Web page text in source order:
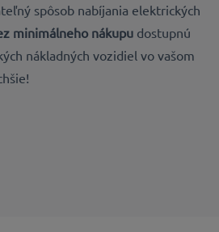
spôsob nabíjania elektrických
minimálneho nákupudostupnú
nákladných vozidiel vo vašom